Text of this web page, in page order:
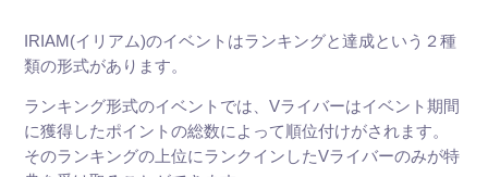
IRIAM(イリアム)のイベントはランキングと達成という２種
類の形式があります。
ランキング形式のイベントでは、Vライバーはイベント期間
に獲得したポイントの総数によって順位付けがされます。
そのランキングの上位にランクインしたVライバーのみが特